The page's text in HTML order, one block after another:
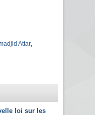
Attar
loi sur les